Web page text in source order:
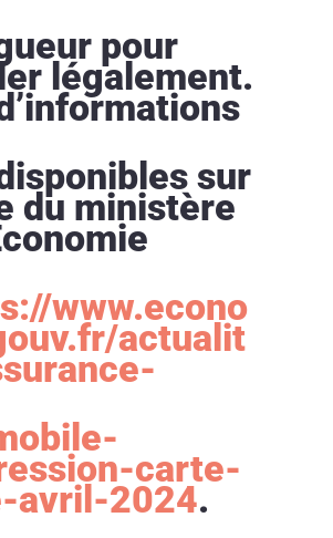
pour
légalement.
sur
du ministère
www.econo
actualit
carte-
avril-2024.